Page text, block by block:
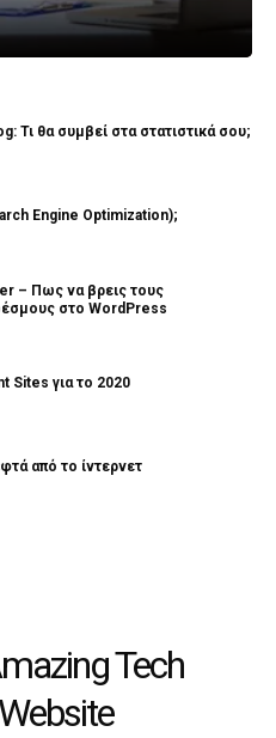
Τι θα συμβεί στα στατιστικά σου;
Engine Optimization);
– Πως να βρεις τους
στο WordPress
Sites για το 2020
από το ίντερνετ
Tech